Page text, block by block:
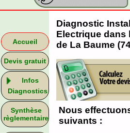
Accueil
Devis gratuit
Infos
Diagnostics
Synthèse
règlementaire
Diagnostic
Electrique dans
de La Baume
Nous
suivants :